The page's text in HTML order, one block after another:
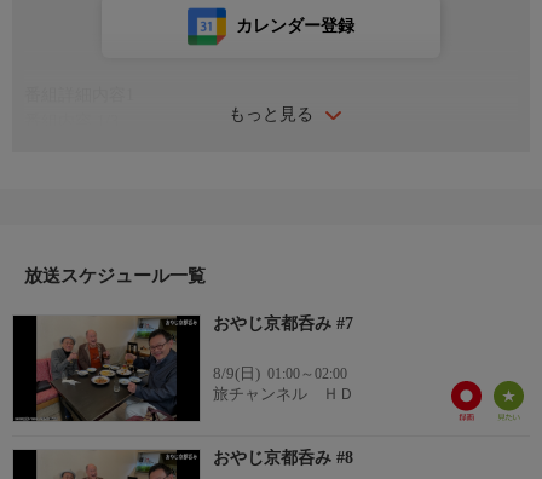
もっと見る
カレンダー登録
ぶらりと立ち寄る居酒屋まで・・・料理のジャンルを問わず、多
番組内容 2/3
＜出演者＞
◆角野卓造（かどの たくぞう）
◆近藤芳正（こんどう よしまさ）
第7話 旬の肴で酔いしれる
放送スケジュール一覧
おやじ京都呑み #7
8/9(日) 01:00～02:00
旅チャンネル ＨＤ
おやじ京都呑み #8